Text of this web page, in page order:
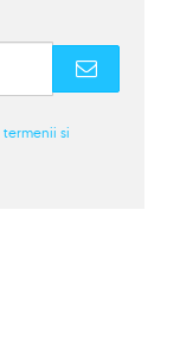
termenii si